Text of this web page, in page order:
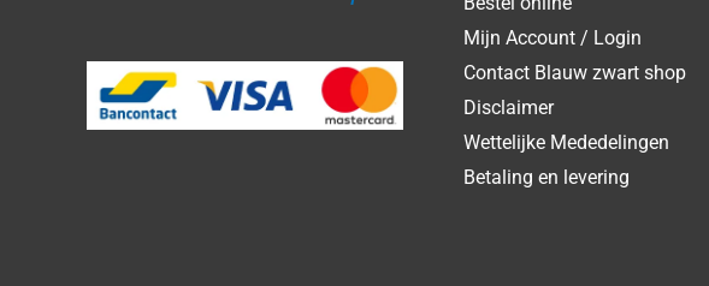
Mijn Account / Login
Contact Blauw zwart shop
Disclaimer
Wettelijke Mededelingen
Betaling en levering